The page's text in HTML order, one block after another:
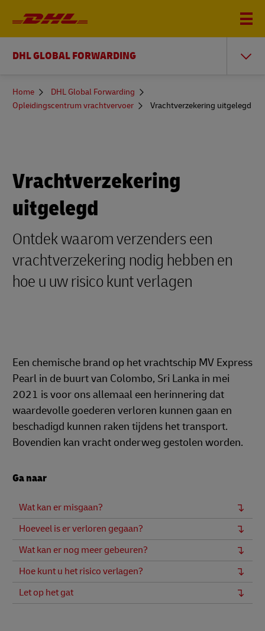
DHL GLOBAL FORWARDING
You
here
Home
DHL Global Forwarding
Opleidingscentrum vrachtvervoer
Vrachtverzekering uitgelegd
Vrachtverzekering
uitgelegd
Ontdek waarom verzenders een
vrachtverzekering nodig hebben en
hoe u uw risico kunt verlagen
Een chemische brand op het vrachtschip MV Express
Pearl in de buurt van Colombo, Sri Lanka in mei
2021 is voor ons allemaal een herinnering dat
waardevolle goederen verloren kunnen gaan en
beschadigd kunnen raken tijdens het transport.
Bovendien kan vracht onderweg gestolen worden.
Ga naar
Wat kan er misgaan?
Hoeveel is er verloren gegaan?
Wat kan er nog meer gebeuren?
Hoe kunt u het risico verlagen?
Let op het gat